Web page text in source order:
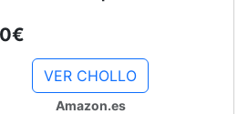
Sistema de
Ruedas, 15 m2
VER CHOLLO
Amazon.es